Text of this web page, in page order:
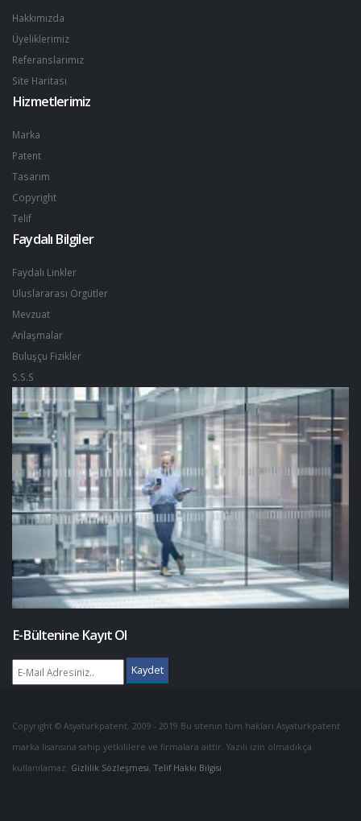
Hakkımızda
Üyeliklerimiz
Referanslarımız
Site Haritası
Hizmetlerimiz
Marka
Patent
Tasarım
Copyright
Telif
Faydalı Bilgiler
Faydalı Linkler
Uluslararası Örgütler
Mevzuat
Anlaşmalar
Buluşçu Fizikler
S.S.S
E-Bültenine Kayıt Ol
Kaydet
Copyright © Asyaturkpatent. 2009 - 2019 Bu sitenin tüm hakları Asyaturkpatent
marka lisansına sahip yetkililere ve firmalara aittir. Yazılı izin olmadıkça
kullanılamaz. Gizlilik Sözleşmesi, Telif Hakkı Bilgisi